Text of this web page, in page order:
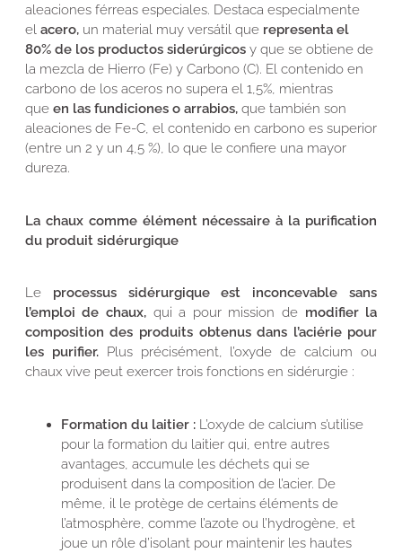
aleaciones férreas especiales. Destaca especialmente
el acero,un material muy versátil que representa el
80% de los productos siderúrgicosy que se obtiene de
la mezcla de Hierro (Fe) y Carbono (C). El contenido en
carbono de los aceros no supera el 1,5%, mientras
que en las fundiciones o arrabios, que también son
aleaciones de Fe-C, el contenido en carbono es superior
(entre un 2 y un 4,5 %), lo que le confiere una mayor
dureza.
La chaux comme élément nécessaire à la purification
du produit sidérurgique
Le processus sidérurgique est inconcevable sans
l’emploi de chaux, qui a pour mission de modifier la
composition des produits obtenus dans l’aciérie pour
les purifier.Plus précisément, l’oxyde de calcium ou
chaux vive peut exercer trois fonctions en sidérurgie :
Formation du laitier :L’oxyde de calcium s’utilise
pour la formation du laitier qui, entre autres
avantages, accumule les déchets qui se
produisent dans la composition de l’acier. De
même, il le protège de certains éléments de
l’atmosphère, comme l’azote ou l’hydrogène, et
joue un rôle d’isolant pour maintenir les hautes